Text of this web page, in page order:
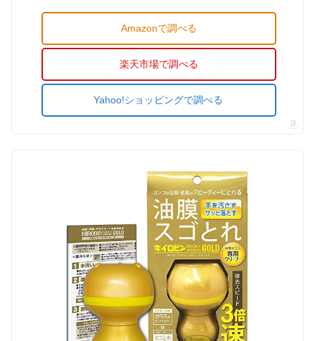
Amazonで調べる
楽天市場で調べる
Yahoo!ショッピングで調べる